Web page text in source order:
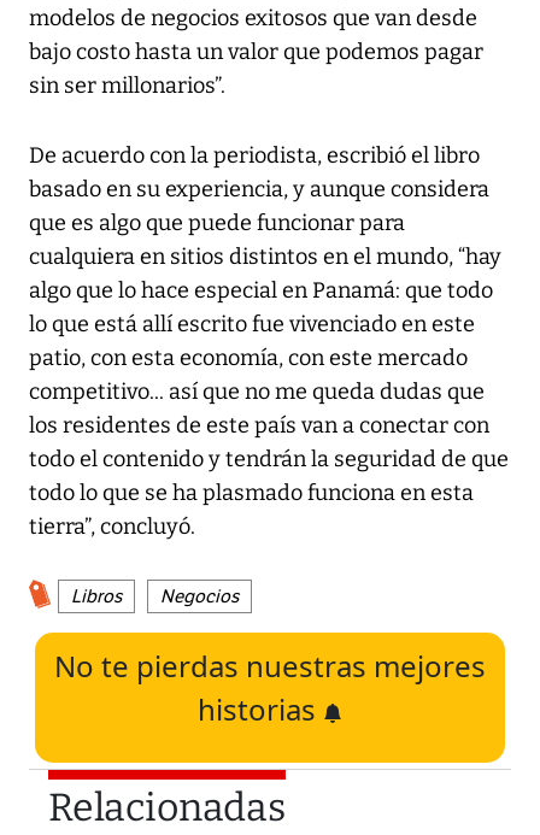
modelos de negocios exitosos que van desde
bajo costo hasta un valor que podemos pagar
sin ser millonarios”.
De acuerdo con la periodista, escribió el libro
basado en su experiencia, y aunque considera
que es algo que puede funcionar para
cualquiera en sitios distintos en el mundo, “hay
algo que lo hace especial en Panamá: que todo
lo que está allí escrito fue vivenciado en este
patio, con esta economía, con este mercado
competitivo... así que no me queda dudas que
los residentes de este país van a conectar con
todo el contenido y tendrán la seguridad de que
todo lo que se ha plasmado funciona en esta
tierra”, concluyó.
Libros Negocios
No te pierdas nuestras mejores
historias
Relacionadas